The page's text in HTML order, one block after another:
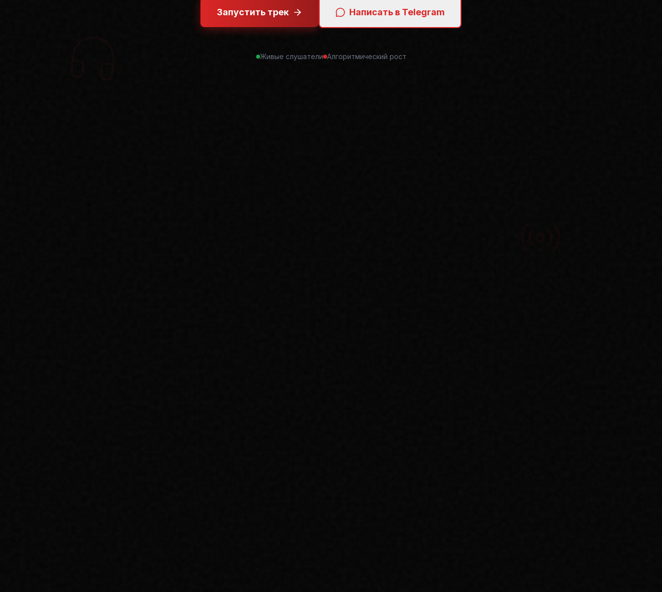
Запустить трек Написать в Telegram
Живые слушатели Алгоритмический рост